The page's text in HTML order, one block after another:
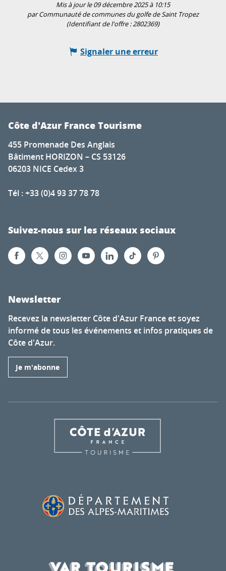
Mis à jour le 09 décembre 2025 à 10:15
par Communauté de communes du golfe de Saint Tropez
(Identifiant de l'offre :2802369)
Signaler une erreur
Côte d'Azur France Tourisme
455 Promenade Des Anglais
Bâtiment HORIZON – CS 53126
06203 NICE Cedex 3
Tél : +33 (0)4 93 37 78 78
Suivez-nous sur les réseaux sociaux
Newsletter
Recevez la newsletter Côte d'Azur France et soyez
informé de tous les événements et infos pratiques de
Côte d'Azur.
Je m'abonne